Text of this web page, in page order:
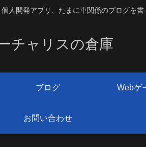
人開発アプリ、たまに車関係のブログを書
チャリスの倉庫
ブログ Webゲ
お問い合わせ